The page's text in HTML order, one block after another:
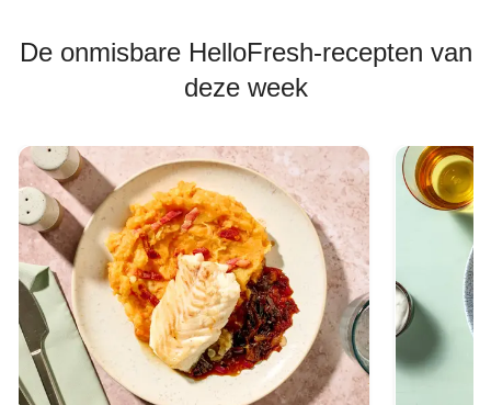
De onmisbare HelloFresh-recepten van
deze week